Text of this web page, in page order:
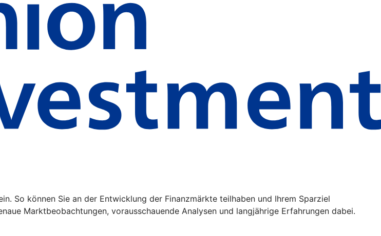
So können Sie an der Entwicklung der Finanzmärkte teilhaben und Ihrem Sparziel
Marktbeobachtungen, vorausschauende Analysen und langjährige Erfahrungen dabei.